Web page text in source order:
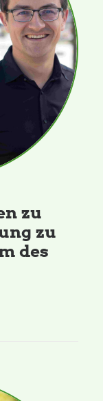
zu
zu
des